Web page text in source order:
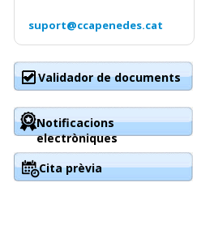
suport@ccapenedes.cat
Validador de documents
Notificacions
electròniques
Cita prèvia